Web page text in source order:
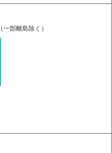
（一部離島除く）